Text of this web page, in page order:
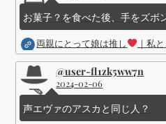
お菓子？を食べた後、手をズボ
両親にとって娘は推し ｜私
@user-fl1zk5ww7n
2024-02-06
声エヴァのアスカと同じ人？